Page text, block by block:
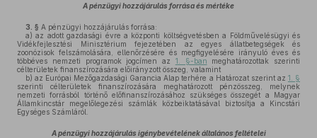
A pénzügyi hozzájárulás forrása és mértéke
3. § A pénzügyi hozzájárulás forrása:
a) az adott gazdasági évre a központi költségvetésben a Földművelésügyi és
Vidékfejlesztési Minisztérium fejezetében az egyes állatbetegségek és
zoonózisok felszámolására, ellenőrzésére és megfigyelésére irányuló éves és
többéves nemzeti programok jogcímen az 1. §-ban meghatározottak szerinti
célterületek finanszírozására előirányzott összeg, valamint
b) az Európai Mezőgazdasági Garancia Alap terhére a Határozat szerint az 1. §
szerinti célterületek finanszírozására meghatározott pénzösszeg, melynek
nemzeti forrásból történő előfinanszírozásához szükséges összegét a Magyar
Államkincstár megelőlegezési számlák közbeiktatásával biztosítja a Kincstári
Egységes Számláról.
A pénzügyi hozzájárulás igénybevételének általános feltételei